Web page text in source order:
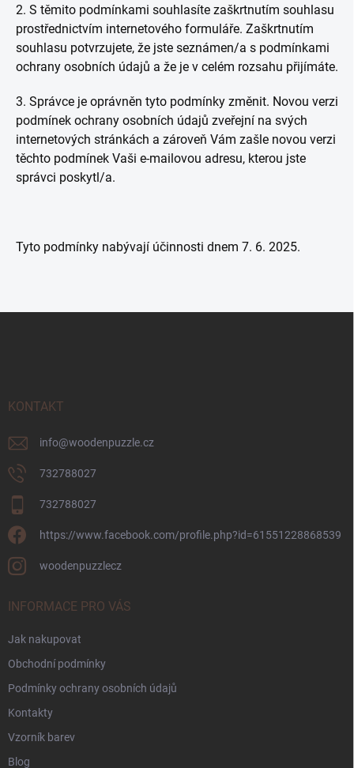
2. S těmito podmínkami souhlasíte zaškrtnutím souhlasu
prostřednictvím internetového formuláře. Zaškrtnutím
souhlasu potvrzujete, že jste seznámen/a s podmínkami
ochrany osobních údajů a že je v celém rozsahu přijímáte.
3. Správce je oprávněn tyto podmínky změnit. Novou verzi
podmínek ochrany osobních údajů zveřejní na svých
internetových stránkách a zároveň Vám zašle novou verzi
těchto podmínek Vaši e-mailovou adresu, kterou jste
správci poskytl/a.
Tyto podmínky nabývají účinnosti dnem 7. 6. 2025.
KONTAKT
info@woodenpuzzle.cz
732788027
732788027
https://www.facebook.com/profile.php?id=61551228868539
woodenpuzzlecz
INFORMACE PRO VÁS
Jak nakupovat
Obchodní podmínky
Podmínky ochrany osobních údajů
Kontakty
Vzorník barev
Blog